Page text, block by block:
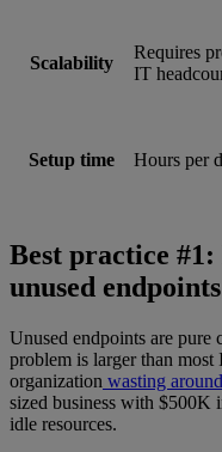
Scalability
Requires
IT
Setup time Hours per
Best practice
unused
Unused endpoints are pure
problem is larger than most
organization wasting
sized business with $500K
idle resources.